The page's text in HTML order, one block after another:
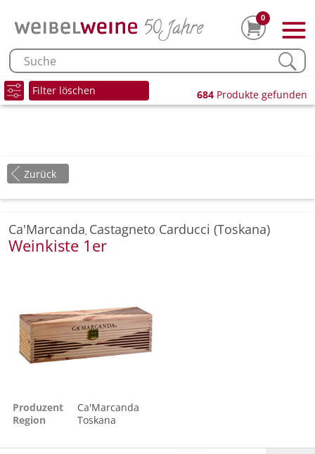
0
Filter löschen 684 Produkte gefunden
Zurück
Ca'Marcanda, Castagneto Carducci (Toskana)
Weinkiste 1er
Produzent
Ca'Marcanda
Region
Toskana